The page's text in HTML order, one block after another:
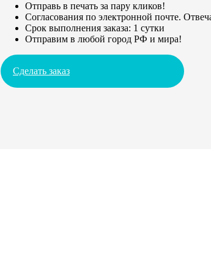
Отправь в печать за пару кликов!
Согласования по электронной почте.
Срок выполнения заказа: 1 сутки
Отправим в любой город РФ и мира!
Сделать заказ